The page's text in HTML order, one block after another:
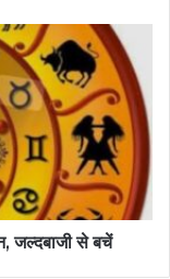
जल्दबाजी से बचें